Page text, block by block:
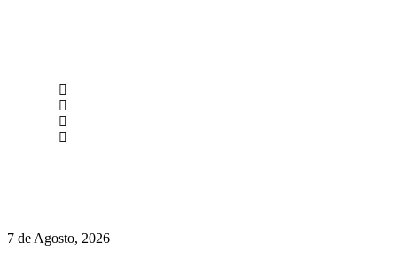
7 de Agosto, 2026